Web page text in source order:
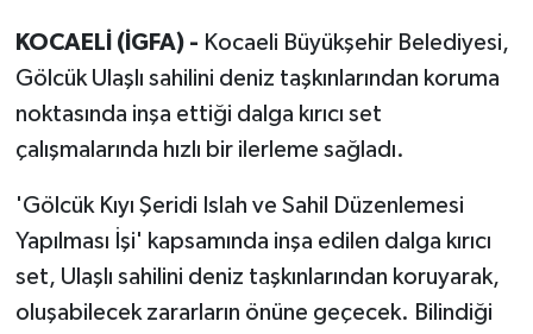
KOCAELİ (İGFA) - Kocaeli Büyükşehir Belediyesi,
Gölcük Ulaşlı sahilini deniz taşkınlarından koruma
noktasında inşa ettiği dalga kırıcı set
çalışmalarında hızlı bir ilerleme sağladı.
'Gölcük Kıyı Şeridi Islah ve Sahil Düzenlemesi
Yapılması İşi' kapsamında inşa edilen dalga kırıcı
set, Ulaşlı sahilini deniz taşkınlarından koruyarak,
oluşabilecek zararların önüne geçecek. Bilindiği